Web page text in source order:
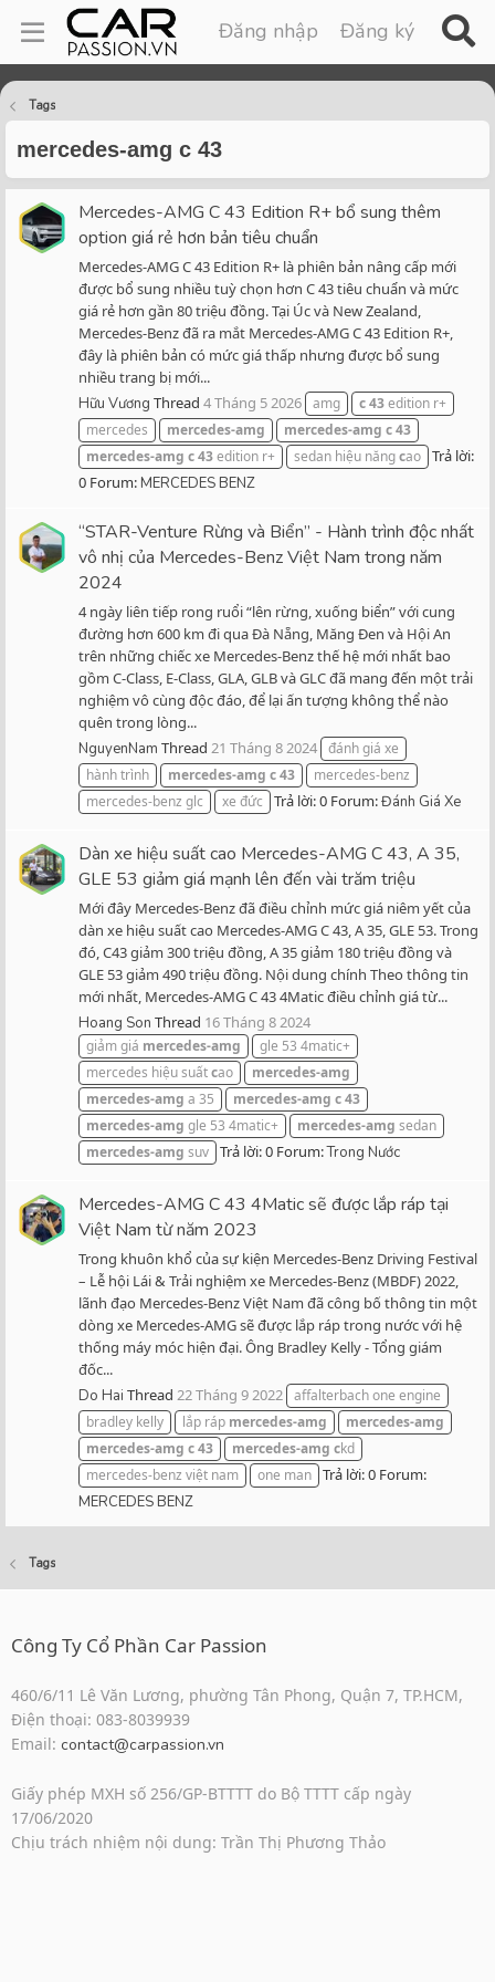
Đăng nhập Đăng ký
Tags
mercedes-amg c 43
Mercedes-AMG C 43 Edition R+ bổ sung thêm
option giá rẻ hơn bản tiêu chuẩn
Mercedes-AMG C 43 Edition R+ là phiên bản nâng cấp mới
được bổ sung nhiều tuỳ chọn hơn C 43 tiêu chuẩn và mức
giá rẻ hơn gần 80 triệu đồng. Tại Úc và New Zealand,
Mercedes-Benz đã ra mắt Mercedes-AMG C 43 Edition R+,
đây là phiên bản có mức giá thấp nhưng được bổ sung
nhiều trang bị mới...
Hữu Vương Thread 4 Tháng 5 2026 amg c43edition r+
mercedes
mercedes-amg mercedes-amg c43
mercedes-amg c43edition r+ sedan hiệu năngcao Trả lời:
0 Forum:MERCEDES BENZ
“STAR-Venture Rừng và Biển” - Hành trình độc nhất
vô nhị của Mercedes-Benz Việt Nam trong năm
2024
4 ngày liên tiếp rong ruổi “lên rừng, xuống biển” với cung
đường hơn 600 km đi qua Đà Nẵng, Măng Đen và Hội An
trên những chiếc xe Mercedes-Benz thế hệ mới nhất bao
gồm C-Class, E-Class, GLA, GLB và GLC đã mang đến một trải
nghiệm vô cùng độc đáo, để lại ấn tượng không thể nào
quên trong lòng...
NguyenNam Thread 21 Tháng 8 2024 đánh giá xe
hành trình
mercedes-amg c43
mercedes-benz
mercedes-benz glc
xe đức Trả lời: 0 Forum:Đánh Giá Xe
Dàn xe hiệu suất cao Mercedes-AMG C 43, A 35,
GLE 53 giảm giá mạnh lên đến vài trăm triệu
Mới đây Mercedes-Benz đã điều chỉnh mức giá niêm yết của
dàn xe hiệu suất cao Mercedes-AMG C 43, A 35, GLE 53. Trong
đó, C43 giảm 300 triệu đồng, A 35 giảm 180 triệu đồng và
GLE 53 giảm 490 triệu đồng. Nội dung chính Theo thông tin
mới nhất, Mercedes-AMG C 43 4Matic điều chỉnh giá từ...
Hoang Son Thread 16 Tháng 8 2024
giảm giá mercedes-amg
gle 53 4matic+
mercedes hiệu suấtcao
mercedes-amg
mercedes-amg a 35 mercedes-amg c43
mercedes-amg gle 53 4matic+ mercedes-amg sedan
mercedes-amg suv Trả lời: 0 Forum:Trong Nước
Mercedes-AMG C 43 4Matic sẽ được lắp ráp tại
Việt Nam từ năm 2023
Trong khuôn khổ của sự kiện Mercedes-Benz Driving Festival
– Lễ hội Lái & Trải nghiệm xe Mercedes-Benz (MBDF) 2022,
lãnh đạo Mercedes-Benz Việt Nam đã công bố thông tin một
dòng xe Mercedes-AMG sẽ được lắp ráp trong nước với hệ
thống máy móc hiện đại. Ông Bradley Kelly - Tổng giám
đốc...
Do Hai Thread 22 Tháng 9 2022 affalterbach one engine
bradley kelly
lắp ráp mercedes-amg
mercedes-amg
mercedes-amg c43 mercedes-amg ckd
mercedes-benz việt nam
one man Trả lời: 0 Forum:
MERCEDES BENZ
Tags
Công Ty Cổ Phần Car Passion
460/6/11 Lê Văn Lương, phường Tân Phong, Quận 7, TP.HCM,
Điện thoại: 083-8039939
Email: contact@carpassion.vn
Giấy phép MXH số 256/GP-BTTTT do Bộ TTTT cấp ngày
17/06/2020
Chịu trách nhiệm nội dung: Trần Thị Phương Thảo